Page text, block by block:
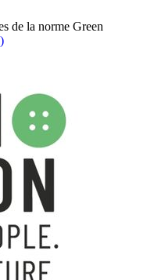
de la norme Green